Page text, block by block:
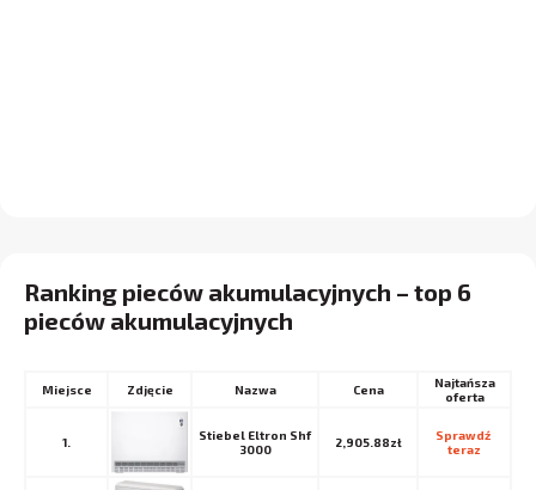
Ranking pieców akumulacyjnych – top 6
pieców akumulacyjnych
Miejsce Nazwa Cena
Najtańsza
oferta
1.
Stiebel Eltron Shf
3000
2,905.88zł
Sprawdź
teraz